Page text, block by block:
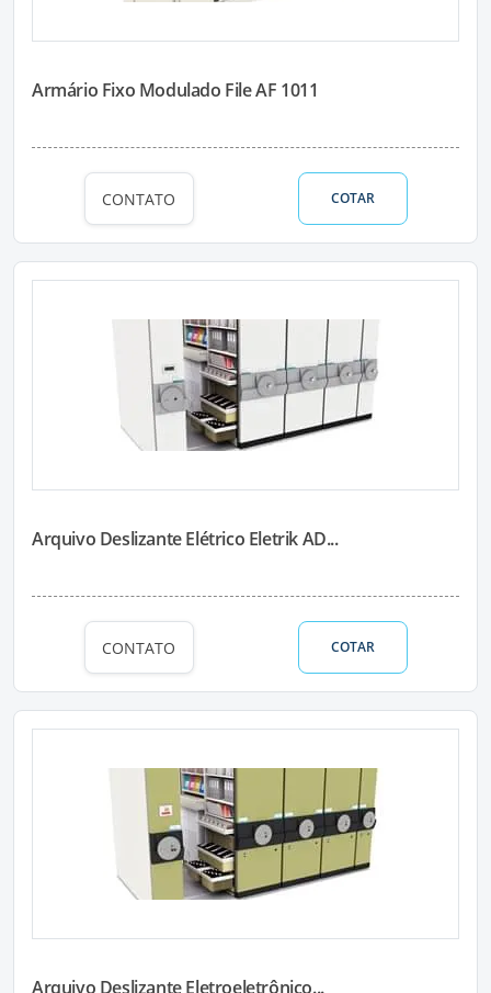
Armário Fixo Modulado File AF 1011
CONTATO COTAR
Arquivo Deslizante Elétrico Eletrik AD...
CONTATO COTAR
Arquivo Deslizante Eletroeletrônico...